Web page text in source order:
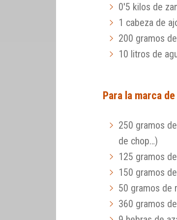
0'5 kilos de
1 cabeza de
200 gramos
10 litros de
Para la marca
250 gramos
de chop…)
125 gramos
150 gramos
50 gramos de
360 gramos